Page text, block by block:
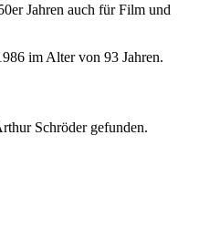
Jahren auch für Film und
im Alter von 93 Jahren.
Schröder gefunden.